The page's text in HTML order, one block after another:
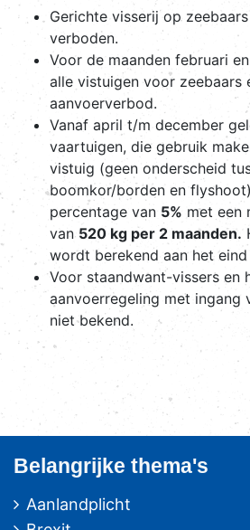
Gerichte visserij op
verboden.
Voor de maanden februari
alle vistuigen voor zeebaars
aanvoerverbod.
Vanaf april t/m december
vaartuigen, die gebruik
vistuig (geen onderscheid
boomkor/borden en
percentage van 5% met een
van 520 kg per 2 maanden.
wordt berekend aan het
Voor staandwant-vissers en
aanvoerregeling met ingang
niet bekend.
Belangrijke thema's
Aanlandplicht